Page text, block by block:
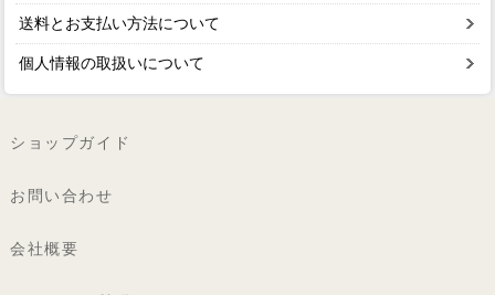
送料とお支払い方法について
個人情報の取扱いについて
ショップガイド
お問い合わせ
会社概要